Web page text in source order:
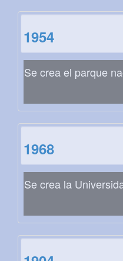
1954
Se crea el parque
1968
Se crea la